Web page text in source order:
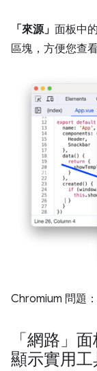
「來源」 面板中的
區塊，方便您查看
Chromium 問題：
「網路」
顯示實用